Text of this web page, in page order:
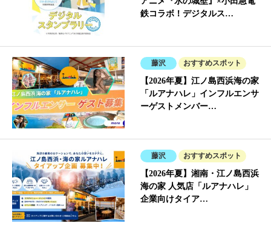
鉄コラボ！デジタルス…
藤沢 おすすめスポット
【2026年夏】江ノ島西浜海の家
「ルアナハレ」インフルエンサ
ーゲストメンバー…
藤沢 おすすめスポット
【2026年夏】湘南・江ノ島西浜
海の家 人気店「ルアナハレ」
企業向けタイア…